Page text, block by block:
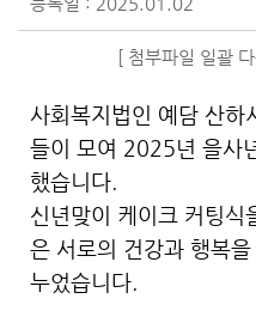
[ 첨부파일 일괄
사회복지법인 예담 산하
들이 모여 2025년 을사
했습니다.
신년맞이 케이크 커팅식
은 서로의 건강과 행복
누었습니다.